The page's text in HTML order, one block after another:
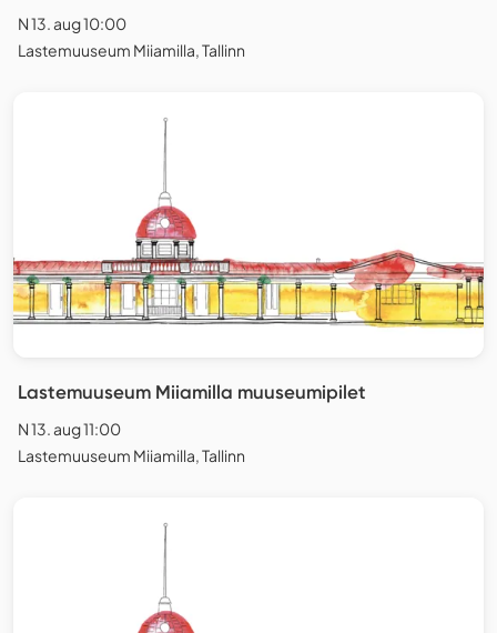
N 13. aug 10:00
Lastemuuseum Miiamilla, Tallinn
Lastemuuseum Miiamilla muuseumipilet
N 13. aug 11:00
Lastemuuseum Miiamilla, Tallinn